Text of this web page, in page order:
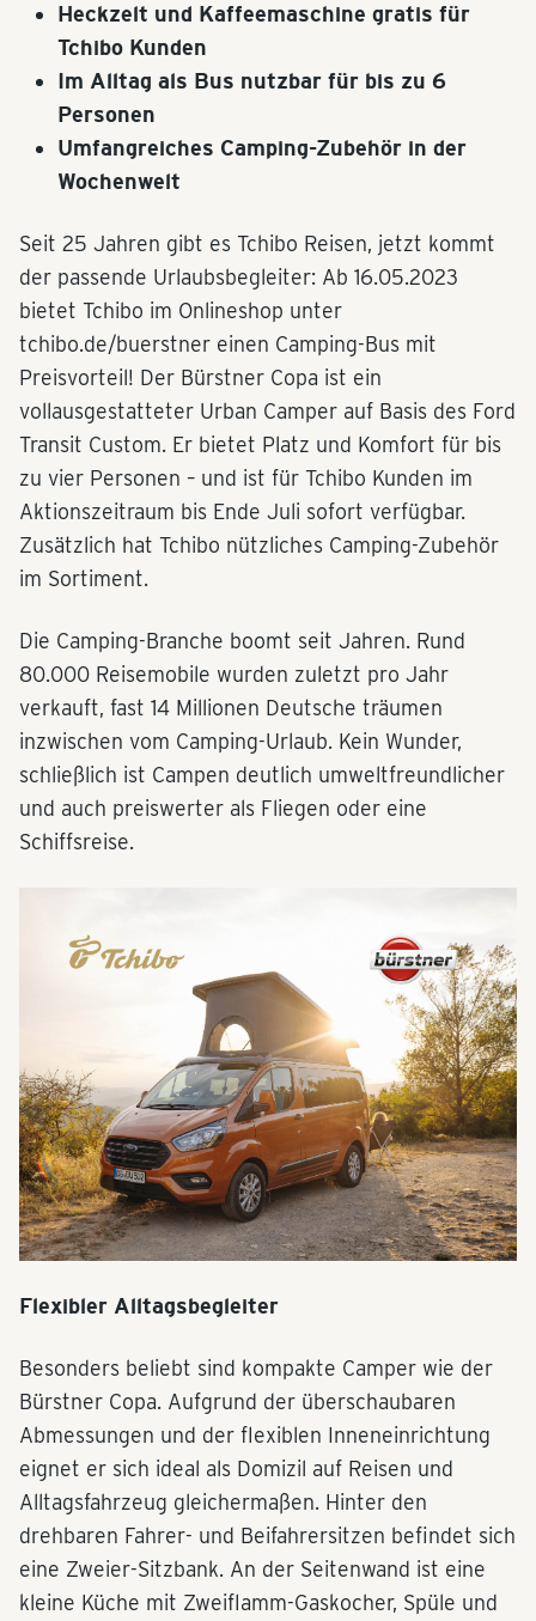
Heckzelt und Kaffeemaschine gratis für
Tchibo Kunden
Im Alltag als Bus nutzbar für bis zu 6
Personen
Umfangreiches Camping-Zubehör in der
Wochenwelt
Seit 25 Jahren gibt es Tchibo Reisen, jetzt kommt
der passende Urlaubsbegleiter: Ab 16.05.2023
bietet Tchibo im Onlineshop unter
tchibo.de/buerstner einen Camping-Bus mit
Preisvorteil! Der Bürstner Copa ist ein
vollausgestatteter Urban Camper auf Basis des Ford
Transit Custom. Er bietet Platz und Komfort für bis
zu vier Personen – und ist für Tchibo Kunden im
Aktionszeitraum bis Ende Juli sofort verfügbar.
Zusätzlich hat Tchibo nützliches Camping-Zubehör
im Sortiment.
Die Camping-Branche boomt seit Jahren. Rund
80.000 Reisemobile wurden zuletzt pro Jahr
verkauft, fast 14 Millionen Deutsche träumen
inzwischen vom Camping-Urlaub. Kein Wunder,
schließlich ist Campen deutlich umweltfreundlicher
und auch preiswerter als Fliegen oder eine
Schiffsreise.
Flexibler Alltagsbegleiter
Besonders beliebt sind kompakte Camper wie der
Bürstner Copa. Aufgrund der überschaubaren
Abmessungen und der flexiblen Inneneinrichtung
eignet er sich ideal als Domizil auf Reisen und
Alltagsfahrzeug gleichermaßen. Hinter den
drehbaren Fahrer- und Beifahrersitzen befindet sich
eine Zweier-Sitzbank. An der Seitenwand ist eine
kleine Küche mit Zweiflamm-Gaskocher, Spüle und